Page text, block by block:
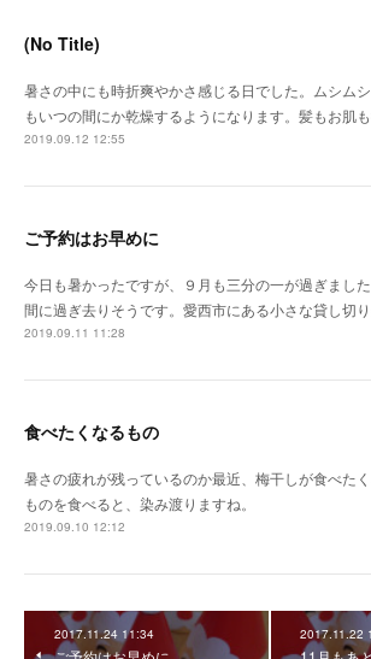
(No Title)
暑さの中にも時折爽やかさ感じる日でした。ムシム
もいつの間にか乾燥するようになります。髪もお肌
2019.09.12 12:55
ご予約はお早めに
今日も暑かったですが、９月も三分の一が過ぎまし
間に過ぎ去りそうです。愛西市にある小さな貸し切
2019.09.11 11:28
食べたくなるもの
暑さの疲れが残っているのか最近、梅干しが食べた
ものを食べると、染み渡りますね。
2019.09.10 12:12
2017.11.24 11:34 2017.11.22